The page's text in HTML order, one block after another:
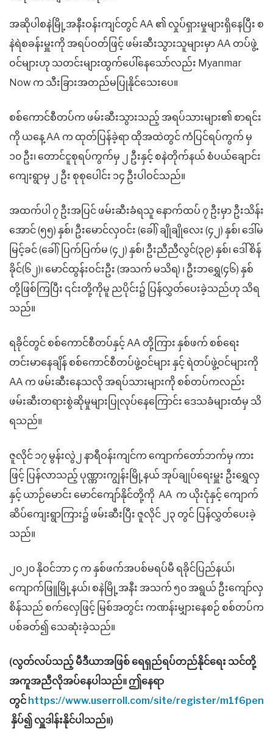
အဆိုပါစနဲမြို့အနီးဝန်းကျင်တွင် AA ၏ လှုပ်ရှားမှုများရှိနေပြီး စ
နဲရဲစခန်းမှူးကို အရပ်ဝတ်ဖြင့် ဖမ်းဆီးသွားသူများမှာ AA တပ်ဖွဲ့
ဝင်များဟု သတင်းများထွက်ပေါ်နေသော်လည်း Myanmar
Now က သီးခြားအတည်မပြုနိုင်သေးပေ။
စစ်ကောင်စီတပ်က ဖမ်းဆီးသွားသည့် အရပ်သားများ၏ စာရင်း
ကို ယနေ့ AA က ထုတ်ပြန်ခဲ့ရာ ထိုအထဲတွင် ကံပြင်ရပ်ကွက် မှ
၁၀ ဦး၊ တောင်ငူစုရပ်ကွက်မှ ၂ ဦးနှင့် စနဲတိုက်နယ် စံပယ်‌ချောင်း
ကျေးရွာမှ ၂ ဦး စုစုပေါင်း ၁၄ ဦးပါဝင်သည်။
အထက်ပါ ၇ ဦးအပြင် ဖမ်းဆီးခံရသူ နောက်ထပ် ၇ ဦးမှာ ဦးသိန်း
အောင် (၅၅) နှစ်၊ ဦးမောင်လှဝင်း (ခေါ်) ချိုချိုလေး (၄၂) နှစ်၊ ဒေါ်မ
မြင့်ခင် (ခေါ်) ပြက်ပြက်မ (၄၂) နှစ်၊ ဦးညီညီလွင်(၃၉) နှစ်၊ ဒေါ်စိန်
ခိုင်(၆၂)၊ မောင်ထွန်းဝင်းဦး (အသက် မသိရ) ၊ ဦးဘရွှေ(၄၆) နှစ်
တို့ဖြစ်ကြပြီး ၎င်းတို့ကိုမူ ညပိုင်း၌ ပြန်လွှတ်ပေးခဲ့သည်ဟု သိရ
သည်။
ရခိုင်တွင် စစ်ကောင်စီတပ်နှင့် AA တို့ကြား နှစ်ဖက် စစ်ရေး
တင်းမာနေချိန် စစ်ကောင်စီတပ်ဖွဲ့ဝင်များ နှင့် ရဲတပ်ဖွဲ့ဝင်များကို
AA က ဖမ်းဆီးနေသလို အရပ်သားများကို စစ်တပ်ကလည်း
ဖမ်းဆီးတရားစွဲဆိုမှုများပြုလုပ်နေကြောင်း ဒေသခံများထံမှ သိ
ရသည်။
ဇူလိုင် ၁၇ မွန်းလွဲ၂ နာရီဝန်းကျင်က ကျောက်တော်ဘက်မှ ကား
ဖြင့် ပြန်လာသည့် ပုဏ္ဏားကျွန်းမြို့နယ် အုပ်ချုပ်ရေးမှူး ဦးရွှေလှ
နှင့် ယာဉ်မောင်း မောင်ကျော်နိုင်တို့ကို AA က ယိုးငုံနှင့် ကျောက်
ဆိပ်ကျေးရွာကြား၌ ဖမ်းဆီးပြီး ဇူလိုင် ၂၃ တွင် ပြန်လွှတ်ပေးခဲ့
သည်။
၂၀၂၀ နိုဝင်ဘာ ၄ က နှစ်ဖက်အပစ်မရပ်မီ ရခိုင်ပြည်နယ်၊
ကျောက်ဖြူမြို့နယ်၊ စနဲမြို့အနီး အသက် ၅၀ အရွယ် ဦးကျော်လှ
စိန်သည် စက်လှေဖြင့် မြစ်အတွင်း ကဏန်းမျှားနေစဉ် စစ်တပ်က
ပစ်ခတ်၍ သေဆုံးခဲ့သည်။
(လွတ်လပ်သည့် မီဒီယာအဖြစ် ရေရှည်ရပ်တည်နိုင်ရေး သင်တို့
အကူအညီလိုအပ်နေပါသည်။ ဤနေရာ
တွင် https://www.userroll.com/site/register/m1f6pen
နှိပ်၍ လှူဒါန်းနိုင်ပါသည်။)